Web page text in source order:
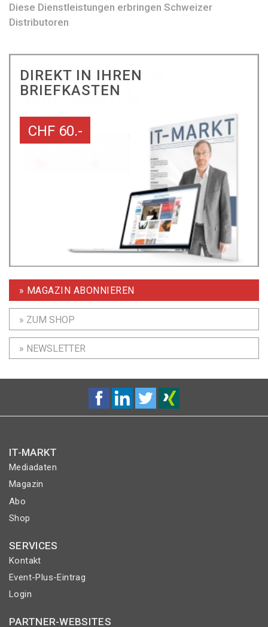
Diese Dienstleistungen erbringen Schweizer
Distributoren
DIREKT IN IHREN
BRIEFKASTEN
CHF 60.-
» MAGAZIN ABONNIEREN
» ZUM SHOP
» NEWSLETTER
IT-MARKT
Mediadaten
Magazin
Abo
Shop
SERVICES
Kontakt
Event-Plus-Eintrag
Login
PARTNER-WEBSITES